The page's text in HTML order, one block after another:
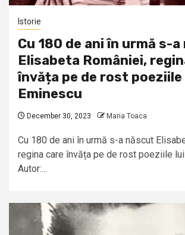
Istorie
Cu 180 de ani în urmă s-
Elisabeta României,
învăța pe de rost poeziile
Eminescu
December 30, 2023 Maria Toaca
Cu 180 de ani în urmă s-a născut
regina care învăța pe de rost poeziile
Autor:...